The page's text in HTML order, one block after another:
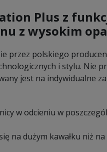
Plus z
z wysokim
przez polskiego
i stylu. Nie
jest na indywidualne
w odcieniu w
na dużym kawałku niż